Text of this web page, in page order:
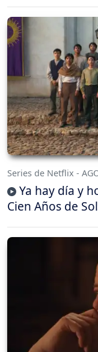
Series de Netflix -
Ya hay día y
Cien Años de